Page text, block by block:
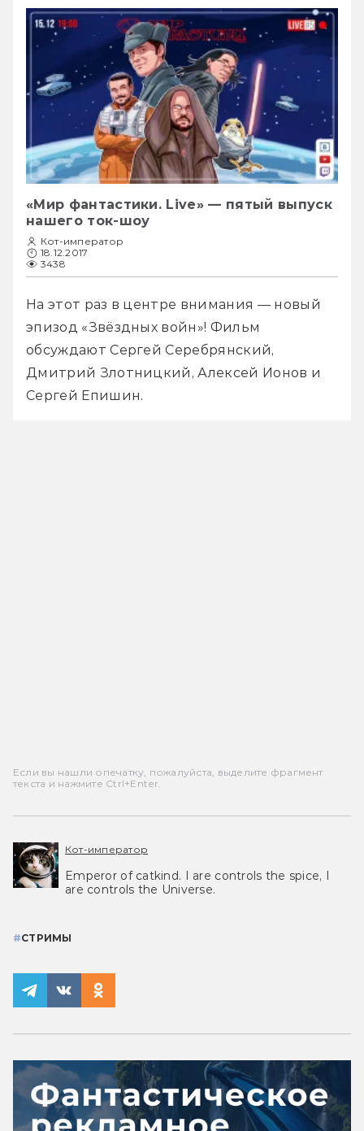
«Мир фантастики. Live» — пятый выпуск
нашего ток-шоу
Кот-император
18.12.2017
3438
На этот раз в центре внимания — новый
эпизод «Звёздных войн»! Фильм
обсуждают Сергей Серебрянский,
Дмитрий Злотницкий, Алексей Ионов и
Сергей Епишин.
Если вы нашли опечатку, пожалуйста, выделите фрагмент
текста и нажмите Ctrl+Enter.
Кот-император
Emperor of catkind. I are controls the spice, I
are controls the Universe.
#СТРИМЫ